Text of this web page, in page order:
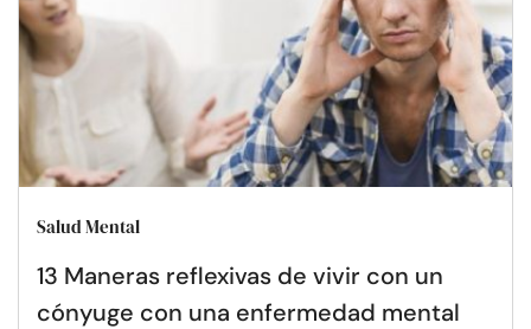
Salud Mental
13 Maneras reflexivas de vivir con un
cónyuge con una enfermedad mental